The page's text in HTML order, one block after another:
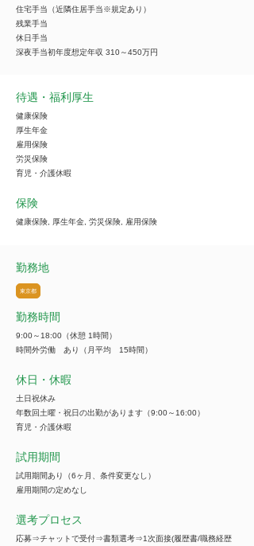
住宅手当（近隣住居手当※規定あり）
残業手当
休日手当
深夜手当初年度想定年収 310～450万円
待遇・福利厚生
健康保険
厚生年金
雇用保険
労災保険
育児・介護休暇
保険
健康保険, 厚生年金, 労災保険, 雇用保険
勤務地
東京都
勤務時間
9:00～18:00（休憩 1時間）
時間外労働 あり（月平均 15時間）
休日・休暇
土日祝休み
年数回土曜・祝日の出勤があります（9:00～16:00）
育児・介護休暇
試用期間
試用期間あり（6ヶ月、条件変更なし）
雇用期間の定めなし
選考プロセス
応募⇒チャットで受付⇒書類選考⇒1次面接(履歴書/職務経歴